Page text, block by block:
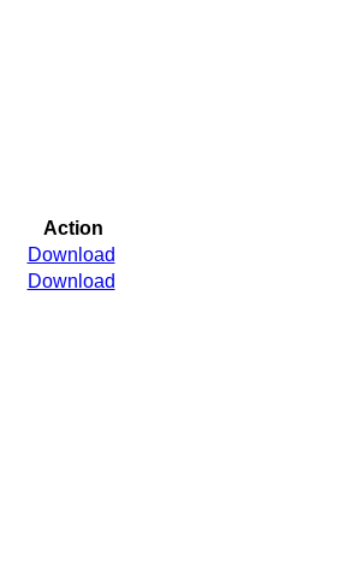
Action
Download
Download